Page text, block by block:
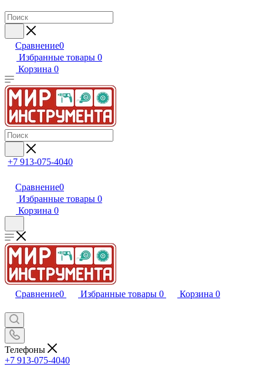
Сравнение0
Избранные товары 0
Корзина 0
+7 913-075-4040
Сравнение0
Избранные товары 0
Корзина 0
Сравнение0 Избранные товары 0 Корзина 0
Телефоны
+7 913-075-4040